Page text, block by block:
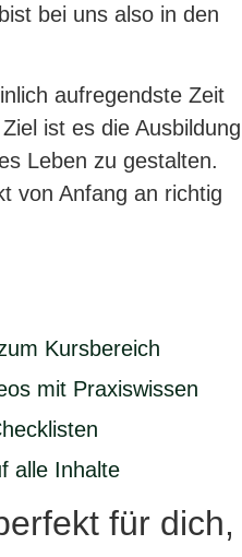
bei uns also in den
aufregendste Zeit
ist es die Ausbildung
Leben zu gestalten.
von Anfang an richtig
Kursbereich
mit Praxiswissen
alle Inhalte
für dich,